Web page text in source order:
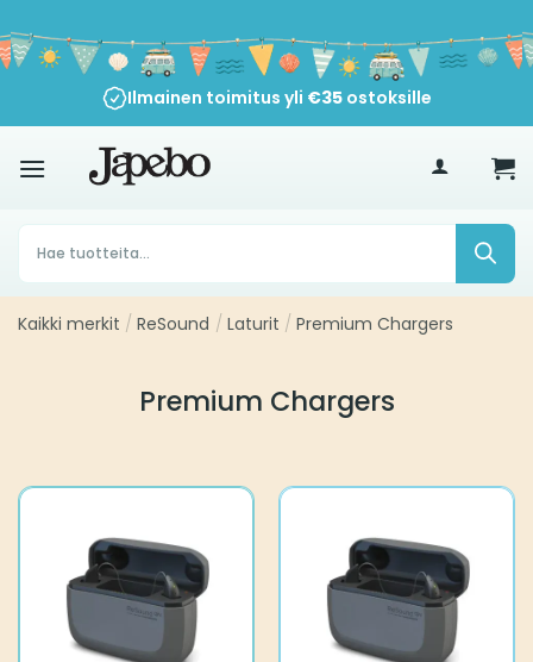
sisältöön
Ilmainen toimitus yli €35ostoksille
Products
search
Kaikki merkit / ReSound / Laturit / Premium Chargers
Premium Chargers